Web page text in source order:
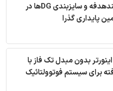
ترجمه مقاله جایابی چندهدفه و سایزبندی DGها در
پایداری گذرا
بدون مبدل تک فاز با
برای سیستم فوتوولتائیک